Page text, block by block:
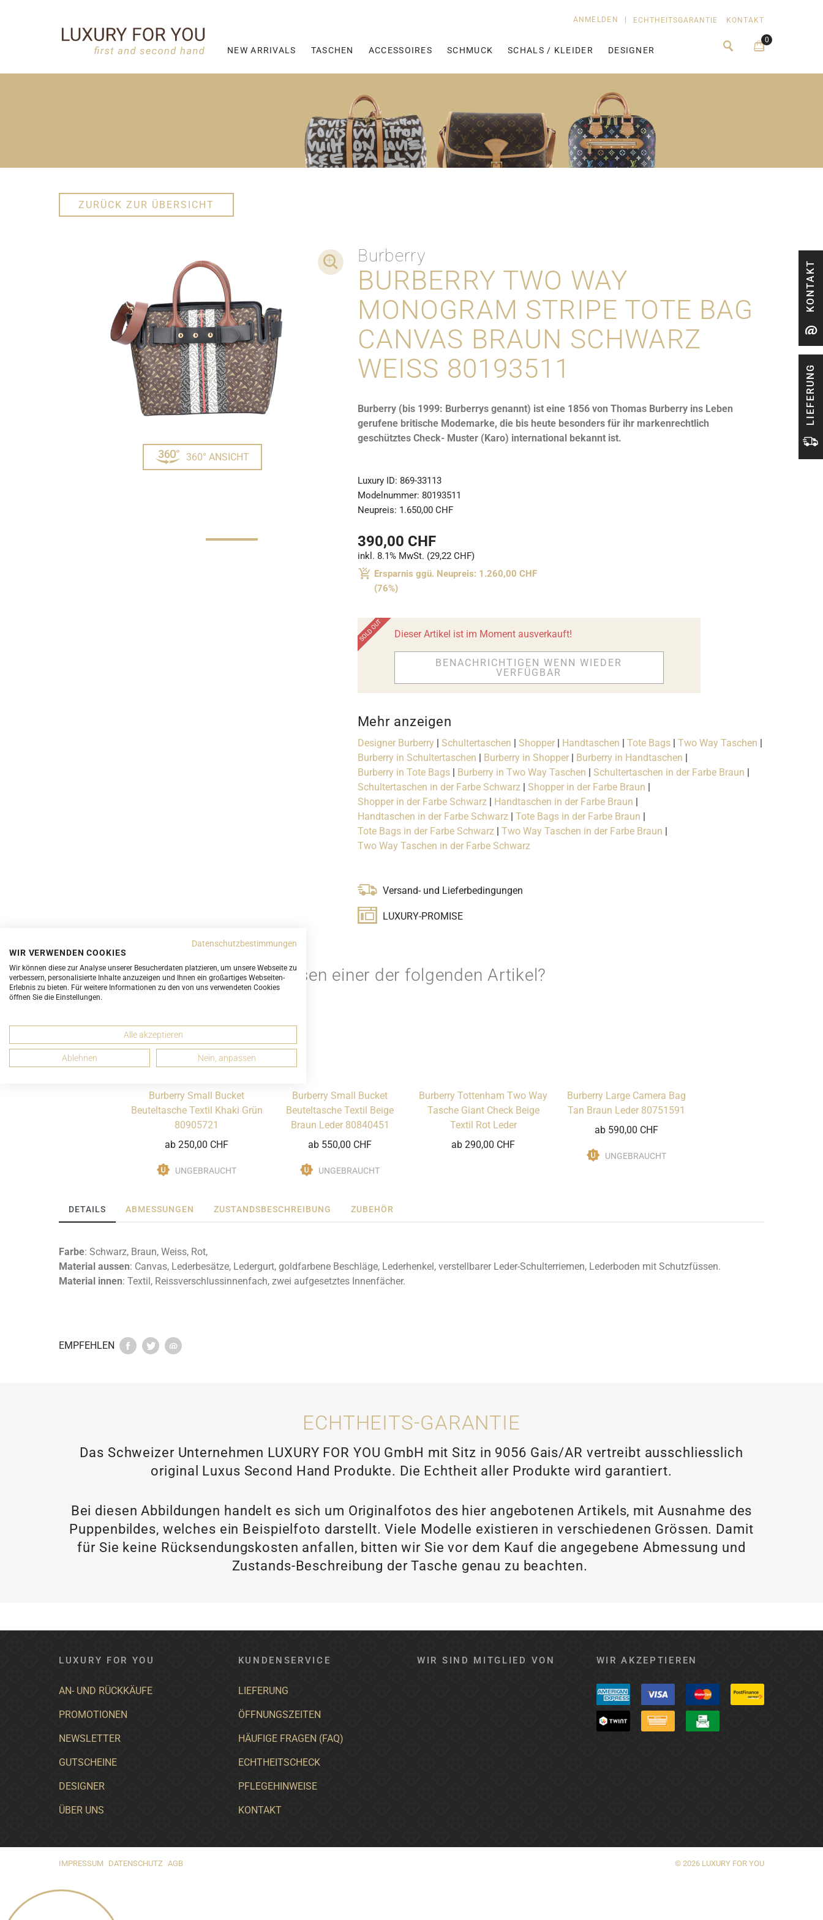
NEW ARRIVALS TASCHEN ACCESSOIRES SCHMUCK SCHALS / KLEIDER DESIGNER
ANMELDEN ECHTHEITSGARANTIE KONTAKT
0
LIEFERUNG
KONTAKT
ZURÜCK ZUR ÜBERSICHT
DETAIL-AUFNAHMEN
360° ANSICHT
Burberry
BURBERRY TWO WAY
MONOGRAM STRIPE TOTE BAG
CANVAS BRAUN SCHWARZ
WEISS 80193511
Burberry (bis 1999: Burberrys genannt) ist eine 1856 von Thomas Burberry ins Leben
gerufene britische Modemarke, die bis heute besonders für ihr markenrechtlich
geschütztes Check- Muster (Karo) international bekannt ist.
Luxury ID: 869-33113
Modelnummer: 80193511
Neupreis: 1.650,00 CHF
390,00 CHF
inkl. 8.1% MwSt. (29,22 CHF)
Ersparnis ggü. Neupreis: 1.260,00 CHF
(76%)
Dieser Artikel ist im Moment ausverkauft!
BENACHRICHTIGEN WENN WIEDER
VERFÜGBAR
Mehr anzeigen
Designer Burberry| Schultertaschen | Shopper| Handtaschen | Tote Bags| Two Way Taschen |
Burberry in Schultertaschen | Burberry in Shopper| Burberry in Handtaschen |
Burberry in Tote Bags| Burberry in Two Way Taschen | Schultertaschen in der Farbe Braun |
Schultertaschen in der Farbe Schwarz| Shopper in der Farbe Braun |
Shopper in der Farbe Schwarz| Handtaschen in der Farbe Braun |
Handtaschen in der Farbe Schwarz| Tote Bags in der Farbe Braun |
Tote Bags in der Farbe Schwarz| Two Way Taschen in der Farbe Braun |
Two Way Taschen in der Farbe Schwarz
Versand- und Lieferbedingungen
LUXURY-PROMISE
Vielleicht gefällt Ihnen stattdessen einer der folgenden Artikel?
Burberry Small Bucket
Beuteltasche Textil Khaki Grün
80905721
ab 250,00 CHF
UNGEBRAUCHT
Burberry Small Bucket
Beuteltasche Textil Beige
Braun Leder 80840451
ab 550,00 CHF
UNGEBRAUCHT
Burberry Tottenham Two Way
Tasche Giant Check Beige
Textil Rot Leder
ab 290,00 CHF
Burberry Large Camera Bag
Tan Braun Leder 80751591
ab 590,00 CHF
UNGEBRAUCHT
DETAILS ABMESSUNGEN ZUSTANDSBESCHREIBUNG ZUBEHÖR
Farbe: Schwarz, Braun, Weiss, Rot,
Material aussen: Canvas, Lederbesätze, Ledergurt, goldfarbene Beschläge, Lederhenkel, verstellbarer Leder-Schulterriemen, Lederboden mit Schutzfüssen.
Material innen: Textil, Reissverschlussinnenfach, zwei aufgesetztes Innenfächer.
EMPFEHLEN
ECHTHEITS-GARANTIE
Das Schweizer Unternehmen LUXURY FOR YOU GmbH mit Sitz in 9056 Gais/AR vertreibt ausschliesslich
original Luxus Second Hand Produkte. Die Echtheit aller Produkte wird garantiert.
Bei diesen Abbildungen handelt es sich um Originalfotos des hier angebotenen Artikels, mit Ausnahme des
Puppenbildes, welches ein Beispielfoto darstellt. Viele Modelle existieren in verschiedenen Grössen. Damit
für Sie keine Rücksendungskosten anfallen, bitten wir Sie vor dem Kauf die angegebene Abmessung und
Zustands-Beschreibung der Tasche genau zu beachten.
LUXURY FOR YOU
AN- UND RÜCKKÄUFE
PROMOTIONEN
NEWSLETTER
GUTSCHEINE
DESIGNER
ÜBER UNS
KUNDENSERVICE
LIEFERUNG
ÖFFNUNGSZEITEN
HÄUFIGE FRAGEN (FAQ)
ECHTHEITSCHECK
PFLEGEHINWEISE
KONTAKT
WIR SIND MITGLIED VON WIR AKZEPTIEREN
IMPRESSUM DATENSCHUTZ AGB © 2026 LUXURY FOR YOU
Datenschutzbestimmungen
WIR VERWENDEN COOKIES
Wir können diese zur Analyse unserer Besucherdaten platzieren, um unsere Webseite zu
verbessern, personalisierte Inhalte anzuzeigen und Ihnen ein großartiges Webseiten-
Erlebnis zu bieten. Für weitere Informationen zu den von uns verwendeten Cookies
öffnen Sie die Einstellungen.
Alle akzeptieren
Ablehnen Nein, anpassen